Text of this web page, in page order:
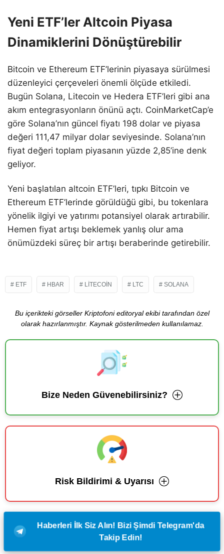
Yeni ETF’ler Altcoin Piyasa
Dinamiklerini Dönüştürebilir
Bitcoin ve Ethereum ETF’lerinin piyasaya sürülmesi
düzenleyici çerçeveleri önemli ölçüde etkiledi.
Bugün Solana, Litecoin ve Hedera ETF’leri gibi ana
akım entegrasyonların önünü açtı. CoinMarketCap’e
göre Solana’nın güncel fiyatı 198 dolar ve piyasa
değeri 111,47 milyar dolar seviyesinde. Solana’nın
fiyat değeri toplam piyasanın yüzde 2,85’ine denk
geliyor.
Yeni başlatılan altcoin ETF’leri, tıpkı Bitcoin ve
Ethereum ETF’lerinde görüldüğü gibi, bu tokenlara
yönelik ilgiyi ve yatırımı potansiyel olarak artırabilir.
Hemen fiyat artışı beklemek yanlış olur ama
önümüzdeki süreç bir artışı beraberinde getirebilir.
ETF HBAR LITECOIN LTC SOLANA
Bu içerikteki görseller Kriptofoni editoryal ekibi tarafından özel
olarak hazırlanmıştır. Kaynak gösterilmeden kullanılamaz.
Bize Neden Güvenebilirsiniz?
Risk Bildirimi & Uyarısı
Haberleri İlk Siz Alın! Bizi Şimdi Telegram'da
Takip Edin!